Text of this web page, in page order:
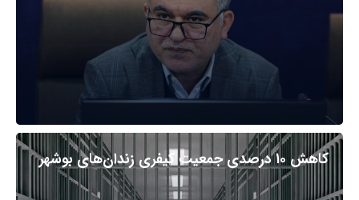
کاهش ۱۰ درصدی جمعیت کیفری زندان‌های بوشهر